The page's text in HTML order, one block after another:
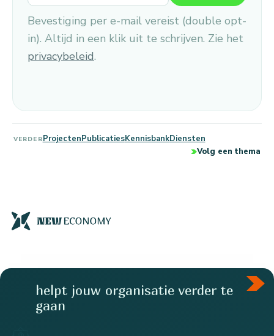
Bevestiging per e-mail vereist (double opt-
in). Altijd in een klik uit te schrijven. Zie het
privacybeleid.
VERDERProjectenPublicatiesKennisbankDiensten
Volg een thema
helpt jouw organisatie verder te
gaan